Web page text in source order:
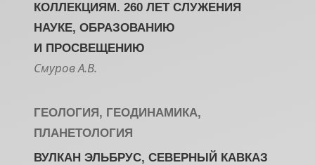
КОЛЛЕКЦИЯМ. 260 ЛЕТ СЛУЖЕНИЯ
НАУКЕ, ОБРАЗОВАНИЮ
И ПРОСВЕЩЕНИЮ
Смуров А.В.
ГЕОЛОГИЯ, ГЕОДИНАМИКА,
ПЛАНЕТОЛОГИЯ
ВУЛКАН ЭЛЬБРУС, СЕВЕРНЫЙ КАВКАЗ